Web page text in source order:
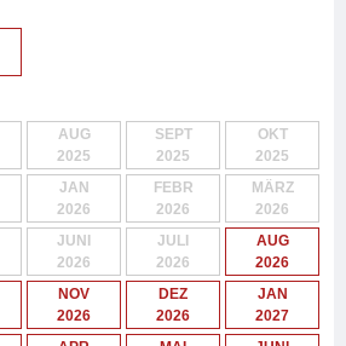
AUG
2025
SEPT
2025
OKT
2025
JAN
2026
FEBR
2026
MÄRZ
2026
JUNI
2026
JULI
2026
AUG
2026
NOV
2026
DEZ
2026
JAN
2027